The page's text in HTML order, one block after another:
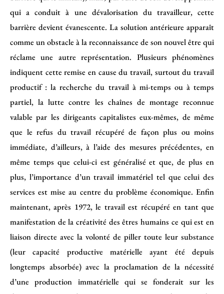
qui a conduit à une dévalorisation du travailleur, cette
barrière devient évanescente. La solution antérieure apparaît
comme un obstacle à la reconnaissance de son nouvel être qui
réclame une autre représentation. Plusieurs phénomènes
indiquent cette remise en cause du travail, surtout du travail
productif : la recherche du travail à mi-temps ou à temps
partiel, la lutte contre les chaînes de montage reconnue
valable par les dirigeants capitalistes eux-mêmes, de même
que le refus du travail récupéré de façon plus ou moins
immédiate, d’ailleurs, à l’aide des mesures précédentes, en
même temps que celui-ci est généralisé et que, de plus en
plus, l’importance d’un travail immatériel tel que celui des
services est mise au centre du problème économique. Enfin
maintenant, après 1972, le travail est récupéré en tant que
manifestation de la créativité des êtres humains ce qui est en
liaison directe avec la volonté de piller toute leur substance
(leur capacité productive matérielle ayant été depuis
longtemps absorbée) avec la proclamation de la nécessité
d’une production immatérielle qui se fonderait sur les